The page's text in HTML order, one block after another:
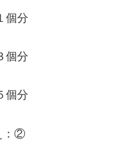
個分
個分
個分
：②